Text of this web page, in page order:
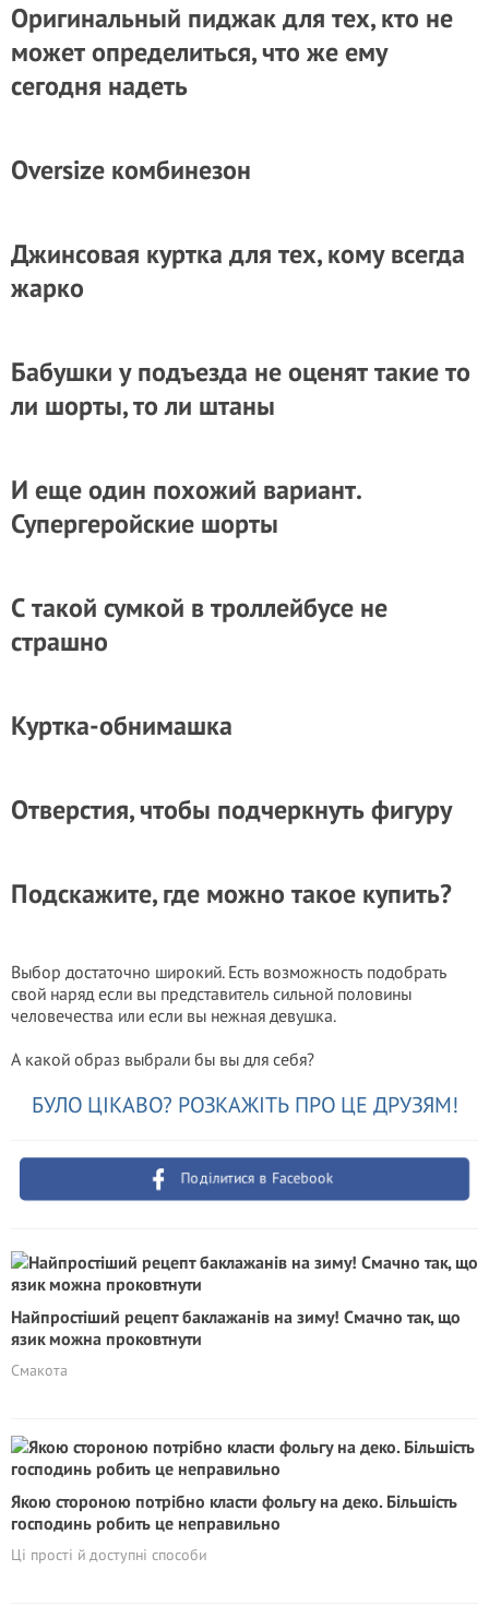
Оригинальный пиджак для тех, кто не
может определиться, что же ему
сегодня надеть
Oversize комбинезон
Джинсовая куртка для тех, кому всегда
жарко
Бабушки у подъезда не оценят такие то
ли шорты, то ли штаны
И еще один похожий вариант.
Супергеройские шорты
С такой сумкой в троллейбусе не
страшно
Куртка-обнимашка
Отверстия, чтобы подчеркнуть фигуру
Подскажите, где можно такое купить?
Выбор достаточно широкий. Есть возможность подобрать
свой наряд если вы представитель сильной половины
человечества или если вы нежная девушка.
А какой образ выбрали бы вы для себя?
БУЛО ЦІКАВО? РОЗКАЖІТЬ ПРО ЦЕ ДРУЗЯМ!
Поділитися в Facebook
Найпростіший рецепт баклажанів на зиму! Смачно так, що
язик можна проковтнути
Смакота
Якою стороною потрібно класти фольгу на деко. Більшість
господинь робить це неправильно
Ці прості й доступні способи